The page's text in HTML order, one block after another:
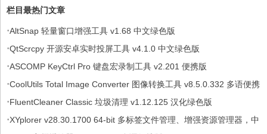
栏目最热门文章
·AltSnap 轻量窗口增强工具 v1.68 中文绿色版
·QtScrcpy 开源安卓实时投屏工具 v4.1.0 中文绿色版
·ASCOMP KeyCtrl Pro 键盘宏录制工具 v2.201 便携版
·CoolUtils Total Image Converter 图像转换工具 v8.5.0.332 多语便携
版
·FluentCleaner Classic 垃圾清理 v1.12.125 汉化绿色版
·XYplorer v28.30.1700 64-bit 多标签文件管理、增强资源管理器，中